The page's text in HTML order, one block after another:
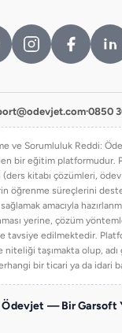
·0850
ve Sorumluluk Reddi:
bir eğitim platformudur.
kitabı çözümleri,
öğrenme süreçlerini
amacıyla
yerine, çözüm
tavsiye edilmektedir.
taşımakta olup, adı
bir ticari ya da idari
— Bir Garsoft